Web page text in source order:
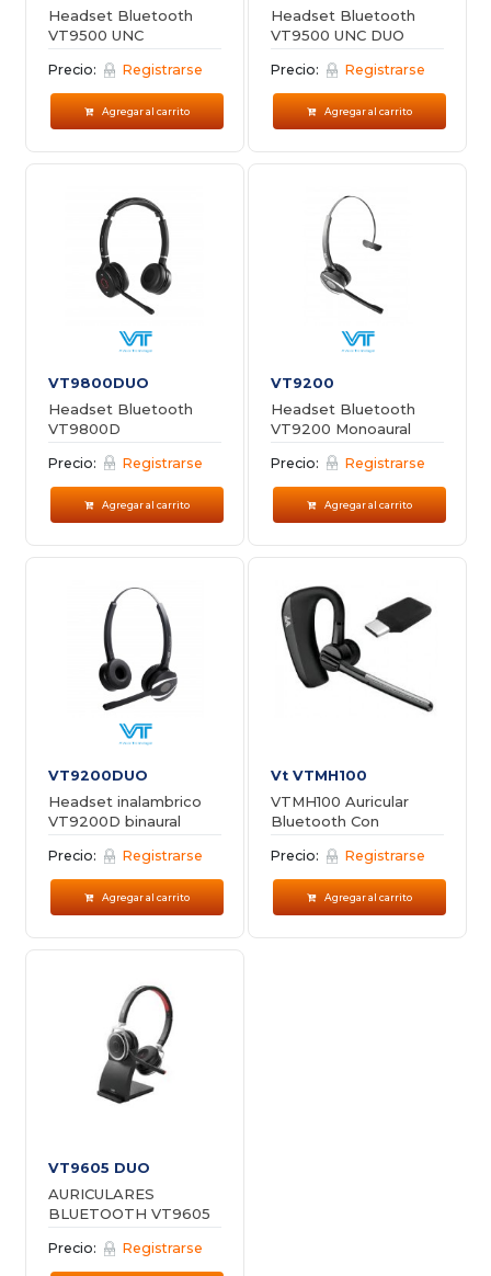
Headset Bluetooth
VT9500 UNC
Monoaural
Precio: Registrarse
Agregar al carrito
Headset Bluetooth
VT9500 UNC DUO
Precio: Registrarse
Agregar al carrito
VT9800DUO
Headset Bluetooth
VT9800D
Precio: Registrarse
Agregar al carrito
VT9200
Headset Bluetooth
VT9200 Monoaural
Precio: Registrarse
Agregar al carrito
VT9200DUO
Headset inalambrico
VT9200D binaural
Precio: Registrarse
Agregar al carrito
Vt VTMH100
VTMH100 Auricular
Bluetooth Con
Micrófono Profesional
Precio: Registrarse
Agregar al carrito
VT9605 DUO
AURICULARES
BLUETOOTH VT9605
DUO
Precio: Registrarse